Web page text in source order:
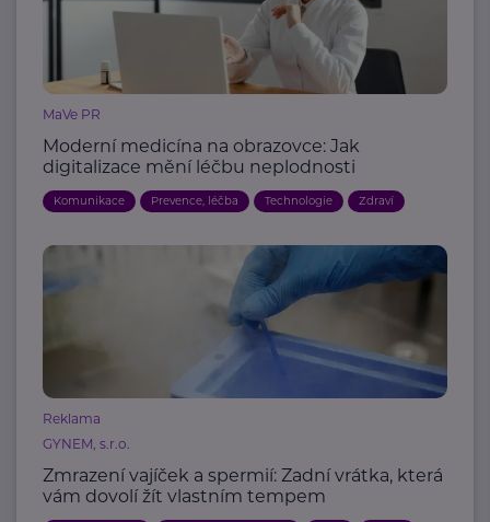
MaVe PR
Moderní medicína na obrazovce: Jak
digitalizace mění léčbu neplodnosti
Komunikace Prevence, léčba Technologie Zdraví
Reklama
GYNEM, s.r.o.
Zmrazení vajíček a spermií: Zadní vrátka, která
vám dovolí žít vlastním tempem